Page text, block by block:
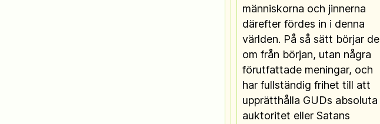
människorna och jinnerna
därefter fördes in i denna
världen. På så sätt börjar de
om från början, utan några
förutfattade meningar, och
har fullständig frihet till att
upprätthålla GUDs absoluta
auktoritet eller Satans